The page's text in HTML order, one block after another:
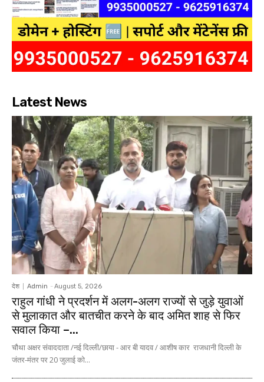
Latest News
देश Admin - August 5, 2026
राहुल गांधी ने प्रदर्शन में अलग-अलग राज्यों से जुड़े युवाओं
से मुलाकात और बातचीत करने के बाद अमित शाह से फिर
सवाल किया –...
चौथा अक्षर संवाददाता /नई दिल्ली/छाया - आर बी यादव / आशीष कार राजधानी दिल्ली के
जंतर-मंतर पर 20 जुलाई को...